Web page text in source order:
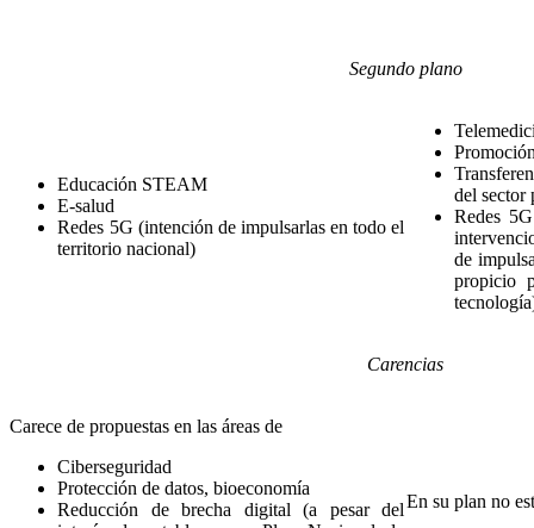
Segundo plano
Educación STEAM
E-salud
Redes 5G (intención de impulsarlas en todo el
territorio nacional)
del sector
Redes
de
propicio
Carencias
Carece de propuestas en las áreas de
Ciberseguridad
Protección de datos, bioeconomía
Reducción de brecha digital (a pesar del En su plan no